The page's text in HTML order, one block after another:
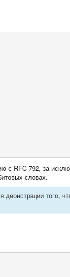
с RFC 792, за
словах.
того,